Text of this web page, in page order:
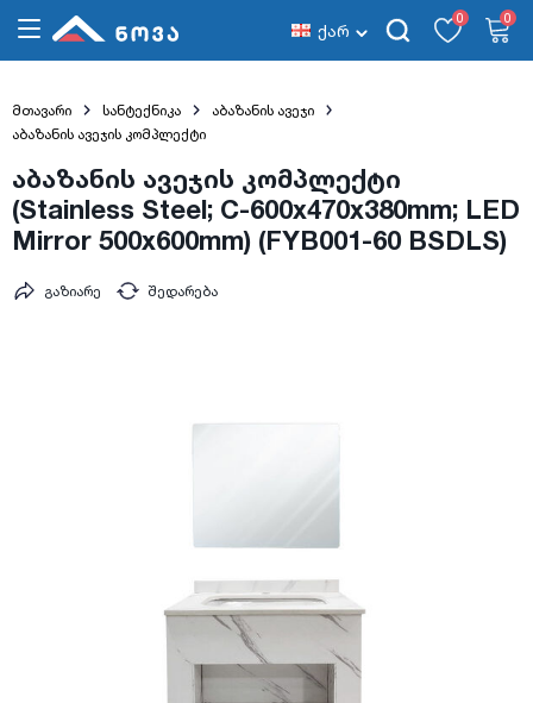
ქარ
0 0
მთავარი სანტექნიკა
აბაზანის ავეჯი
აბაზანის ავეჯის კომპლექტი
აბაზანის ავეჯის კომპლექტი
(Stainless Steel; C-600x470x380mm; LED
Mirror 500x600mm) (FYB001-60 BSDLS)
შედარება
გაზიარე